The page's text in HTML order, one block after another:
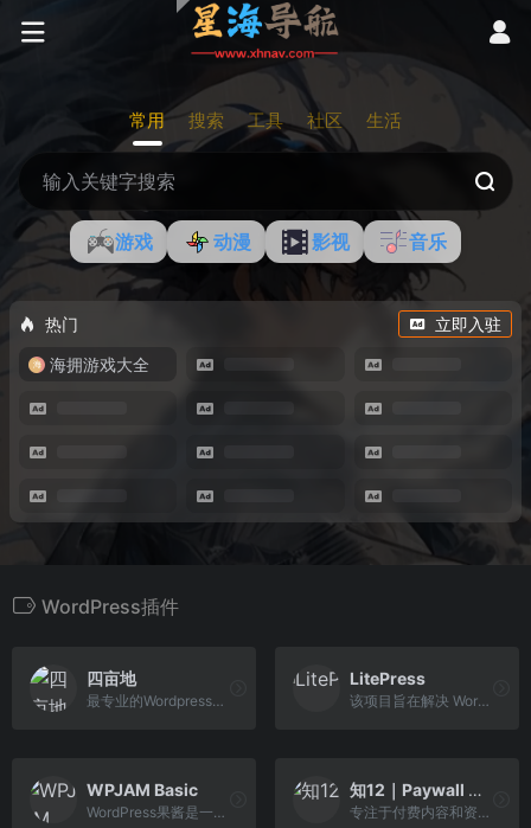
常用 搜索 工具 社区 生活
游戏 动漫 影视 音乐
热门
立即入驻
海拥游戏大全
WordPress插件
四亩地
最专业的Wordpress主题汉化网站！本站出售Wordpress中文主题、Wordpress中文插件，并承接Wordpress主题汉化服务！买Wordpress汉化主题或模板就来四亩地！
LitePress
该项目旨在解决 WordPress 在中国的一系列特色问题，期望交付一个挣脱枷锁，一身轻的本土 WordPress 发行版。
WPJAM Basic
WordPress果酱是一个关注 WordPress 开发和分享的专业技术 IT 博客，为广大 WordPress 爱好者提供了大量关于 WordPress 的主题、插件、代码以及相关的建站经验分享，同时提供了 WordPress 主题插件制作与 WordPress 博客客户化等商业服务。
知12｜Paywall 付费阅读插件下载
专注于付费内容和资源变现的一站式交易平台，帮助用户方便地将数字内容和资源变为长期收入。